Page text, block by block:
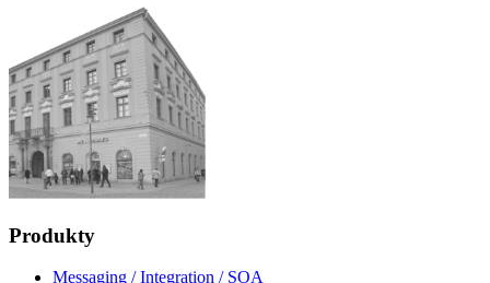
Produkty
Messaging / Integration / SOA